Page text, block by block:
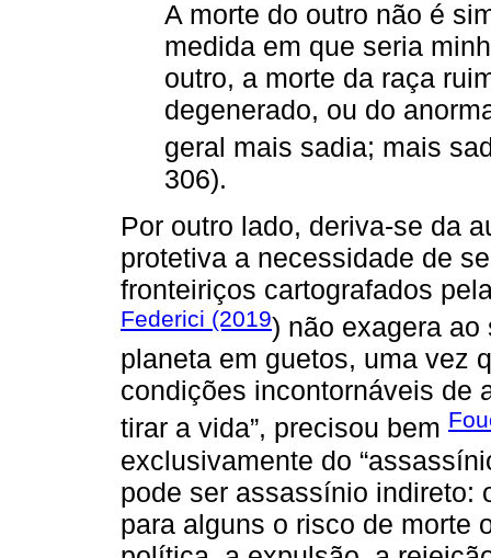
A morte do outro não é
medida em que seria
outro, a morte da raça
degenerado, ou do
geral mais sadia; mais
306).
Por outro lado, deriva-se da
protetiva a necessidade de
fronteiriços cartografados
Federici (2019) não exagera ao
planeta em guetos, uma vez
condições incontornáveis de
tirar a vida”, precisou bem
exclusivamente do
pode ser assassínio indireto:
para alguns o risco de morte